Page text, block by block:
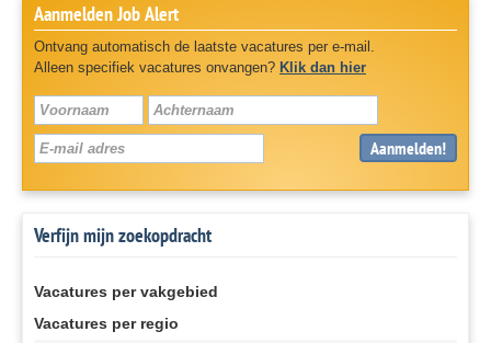
Aanmelden Job Alert
Ontvang automatisch de laatste vacatures per e-mail.
Alleen specifiek vacatures onvangen? Klik dan hier
Aanmelden!
Verfijn mijn zoekopdracht
Vacatures per vakgebied
Vacatures per regio